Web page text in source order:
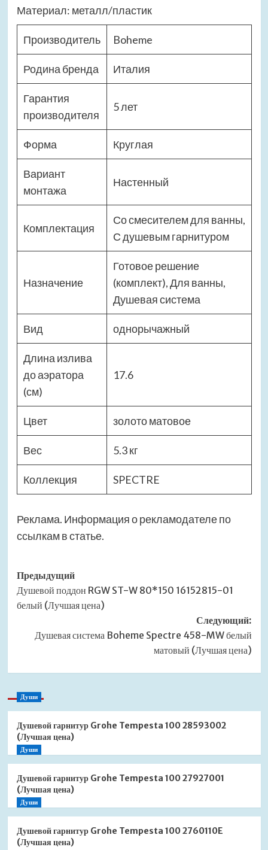
Материал: металл/пластик
Производитель Boheme
Родина бренда Италия
Гарантия
производителя
5 лет
Форма Круглая
Вариант
монтажа
Настенный
Комплектация
Со смесителем для ванны,
С душевым гарнитуром
Назначение
Готовое решение
(комплект), Для ванны,
Душевая система
Вид однорычажный
Длина излива
до аэратора
(см)
17.6
Цвет золото матовое
Вес 5.3 кг
Коллекция SPECTRE
Реклама. Информация о рекламодателе по
ссылкам в статье.
Навигация
записи
Предыдущий
Душевой поддон RGW ST-W 80*150 16152815-01
белый (Лучшая цена)
Следующий:
Душевая система Boheme Spectre 458-MW белый
матовый (Лучшая цена)
Души
Душевой гарнитур Grohe Tempesta 100 28593002
(Лучшая цена)
Души
Душевой гарнитур Grohe Tempesta 100 27927001
(Лучшая цена)
Души
Душевой гарнитур Grohe Tempesta 100 2760110E
(Лучшая цена)